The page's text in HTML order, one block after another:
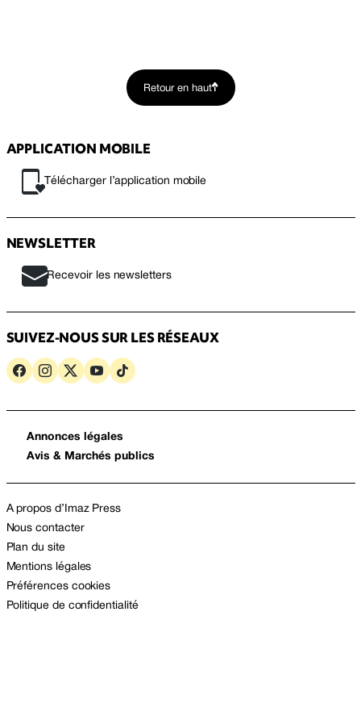
Retour en haut
APPLICATION MOBILE
Télécharger l’application mobile
NEWSLETTER
Recevoir les newsletters
SUIVEZ-NOUS SUR LES RÉSEAUX
Annonces légales
Avis & Marchés publics
A propos d’Imaz Press
Nous contacter
Plan du site
Mentions légales
Préférences cookies
Politique de confidentialité